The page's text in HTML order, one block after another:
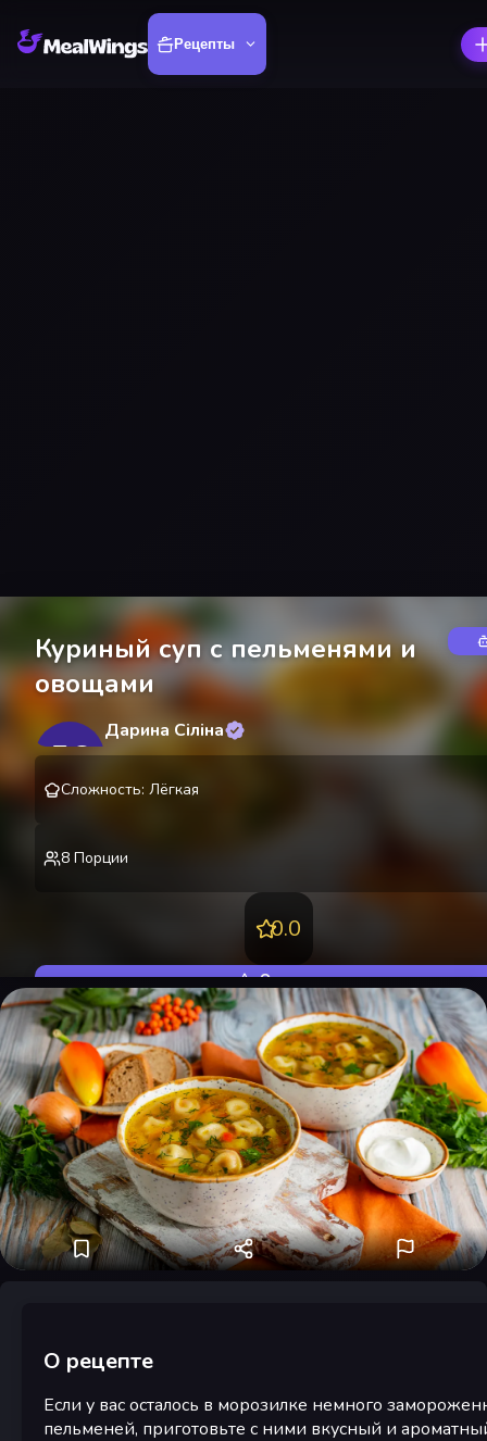
Рецепты
Куриный суп с пельменями и
овощами
ДС
Дарина Сіліна
Сложность: Лёгкая
8 Порции
0.0
Оценить
О рецепте
Если у вас осталось в морозилке немного
пельменей, приготовьте с ними вкусный и